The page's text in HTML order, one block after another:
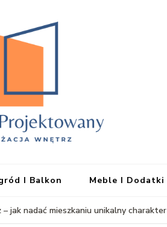
I Balkon Meble I Dodatki
jak nadać mieszkaniu unikalny charakter